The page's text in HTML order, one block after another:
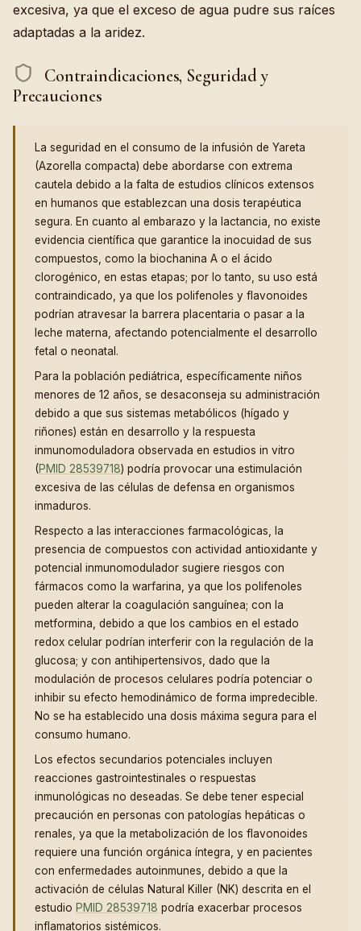
excesiva, ya que el exceso de agua pudre sus raíces
adaptadas a la aridez.
Contraindicaciones, Seguridad y
Precauciones
La seguridad en el consumo de la infusión de Yareta
(Azorella compacta) debe abordarse con extrema
cautela debido a la falta de estudios clínicos extensos
en humanos que establezcan una dosis terapéutica
segura. En cuanto al embarazo y la lactancia, no existe
evidencia científica que garantice la inocuidad de sus
compuestos, como la biochanina A o el ácido
clorogénico, en estas etapas; por lo tanto, su uso está
contraindicado, ya que los polifenoles y flavonoides
podrían atravesar la barrera placentaria o pasar a la
leche materna, afectando potencialmente el desarrollo
fetal o neonatal.
Para la población pediátrica, específicamente niños
menores de 12 años, se desaconseja su administración
debido a que sus sistemas metabólicos (hígado y
riñones) están en desarrollo y la respuesta
inmunomoduladora observada en estudios in vitro
(PMID 28539718) podría provocar una estimulación
excesiva de las células de defensa en organismos
inmaduros.
Respecto a las interacciones farmacológicas, la
presencia de compuestos con actividad antioxidante y
potencial inmunomodulador sugiere riesgos con
fármacos como la warfarina, ya que los polifenoles
pueden alterar la coagulación sanguínea; con la
metformina, debido a que los cambios en el estado
redox celular podrían interferir con la regulación de la
glucosa; y con antihipertensivos, dado que la
modulación de procesos celulares podría potenciar o
inhibir su efecto hemodinámico de forma impredecible.
No se ha establecido una dosis máxima segura para el
consumo humano.
Los efectos secundarios potenciales incluyen
reacciones gastrointestinales o respuestas
inmunológicas no deseadas. Se debe tener especial
precaución en personas con patologías hepáticas o
renales, ya que la metabolización de los flavonoides
requiere una función orgánica íntegra, y en pacientes
con enfermedades autoinmunes, debido a que la
activación de células Natural Killer (NK) descrita en el
estudio PMID 28539718 podría exacerbar procesos
inflamatorios sistémicos.